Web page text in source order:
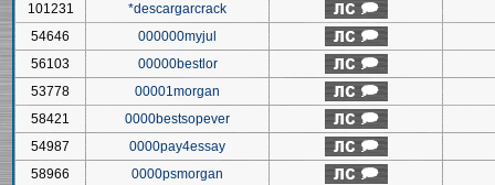
101231
*descargarcrack
54646
000000myjul
56103
00000bestlor
53778
00001morgan
58421
0000bestsopever
54987
0000pay4essay
58966
0000psmorgan